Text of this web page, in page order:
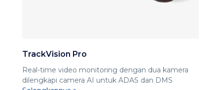
TrackVision Pro
Real-time video monitoring dengan dua kamera
dilengkapi camera AI untuk ADAS dan DMS